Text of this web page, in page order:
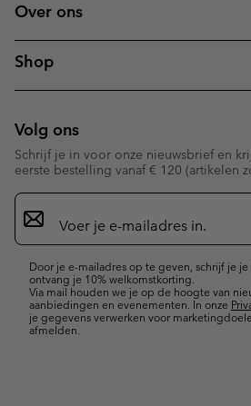
Over ons
Shop
Volg ons
Schrijf je in voor onze nieuwsbrief en
eerste bestelling vanaf € 120 (artikelen
Aanmelden
voor
e-
Door je e-mailadres op te geven, schrijf je
ontvang je 10% welkomstkorting.
Via mail houden we je op de hoogte van
aanbiedingen en evenementen. In onze
je gegevens verwerken voor
afmelden.